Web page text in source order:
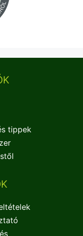
tippek